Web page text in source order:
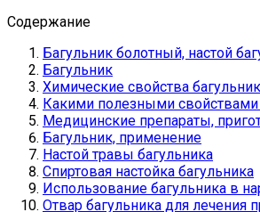
Содержание
Багульник болотный, настой
Багульник
Химические свойства
Какими полезными свойствами
Медицинские препараты,
Багульник, применение
Настой травы багульника
Спиртовая настойка багульника
Использование багульника в
Отвар багульника для лечения